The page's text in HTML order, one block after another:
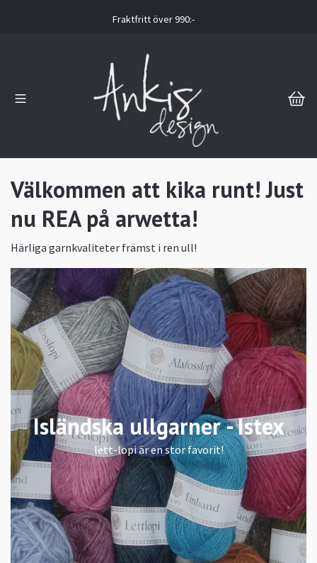
Fraktfritt över 990:-
Välkommen att kika runt! Just
nu REA på arwetta!
Härliga garnkvaliteter främst i ren ull!
Isländska ullgarner - Istex
lett-lopi är en stor favorit!